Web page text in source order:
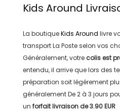
Kids Around
La boutiqueKids Around livre
transportLa Posteselon vos
Généralement, votre colis est
entendu, il arrive que lors des
préparation soit légérement
généralementDe 2 à 3 jours
un forfait livraison de3.90 EUR